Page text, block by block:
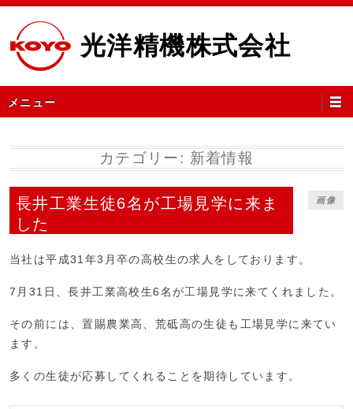
コ
テ
ツ
へ
キ
ッ
プ
光洋精機株式会社
ニ
メニュー
カテゴリー: 新着情報
長井工業生徒6名が工場見学に来ま
した
画像
当社は平成31年3月卒の高校生の求人をしております。
7月31日、長井工業高校生6名が工場見学に来てくれました。
その前には、置賜農業高、荒砥高の生徒も工場見学に来てい
ます。
多くの生徒が応募してくれることを期待しています。